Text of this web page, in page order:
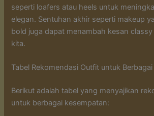
seperti loafers atau heels untuk
elegan. Sentuhan akhir seperti makeup
bold juga dapat menambah kesan
kita.
Tabel Rekomendasi Outfit untuk
Berikut adalah tabel yang menyajikan
untuk berbagai kesempatan: